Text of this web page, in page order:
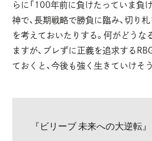
らに「100年前に負けたっていま負
神で、長期戦略で勝負に臨み、切り
を考えておいたりする。何がどうな
ますが、ブレずに正義を追求する
ておくと、今後も強く生きていけそ
『ビリーブ 未来への大逆転』